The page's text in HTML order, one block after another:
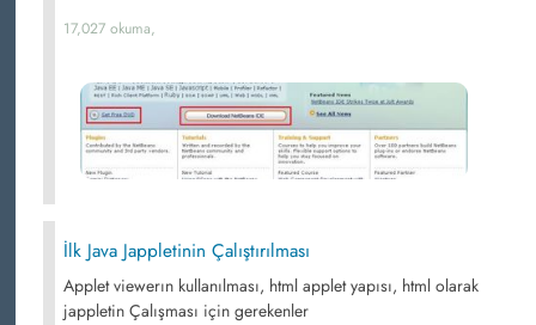
17,027 okuma,
İlk Java Jappletinin Çalıştırılması
Applet viewerın kullanılması, html applet yapısı, html olarak
jappletin Çalışması için gerekenler